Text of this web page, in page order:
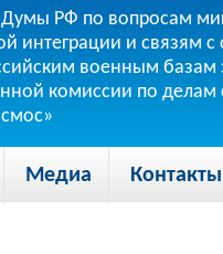
РФ по вопросам
и связям с
военным базам
комиссии по
Медиа Контакты